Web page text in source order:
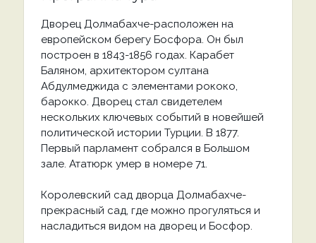
Дворец Долмабахче-расположен на
европейском берегу Босфора. Он был
построен в 1843-1856 годах. Карабет
Баляном, архитектором султана
Абдулмеджида с элементами рококо,
барокко. Дворец стал свидетелем
нескольких ключевых событий в новейшей
политической истории Турции. В 1877.
Первый парламент собрался в Большом
зале. Ататюрк умер в номере 71.
Королевский сад дворца Долмабахче-
прекрасный сад, где можно прогуляться и
насладиться видом на дворец и Босфор.